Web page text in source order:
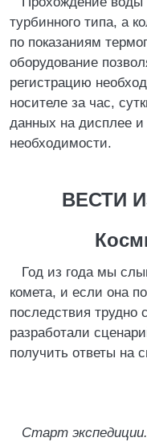
турбинного типа, а
по показаниям
оборудование
регистрацию
носителе за час,
данных на дисплее и
необходимости.
ВЕСТИ
Год из года мы
комета, и если она
последствия трудно
разработали
получить ответы на
Старт экспедиции.